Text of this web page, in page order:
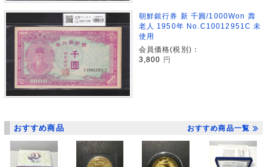
朝鮮銀行券 新 千圓/1000Won 壽
老人 1950年 No.C10012951C 未
使用
会員価格(税別)：
3,800 円
おすすめ商品 おすすめ商品一覧